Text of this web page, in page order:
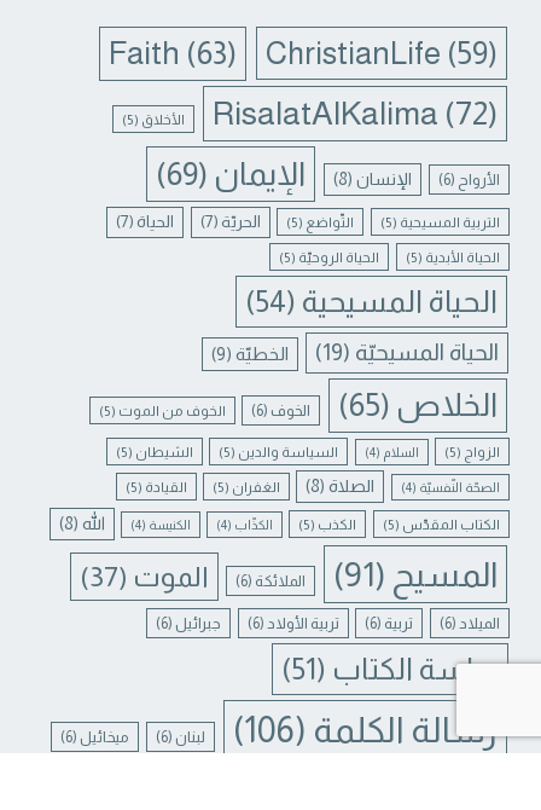
ChristianLife (59)
Faith (63)
RisalatAlKalima (72) الأخلاق (5)
الأرواح (6) الإنسان(8) الإيمان (69)
التربية المسيحية (5) التّواضع (5) الحريّة (7) الحياة (7)
الحياة الأبدية (5) الحياة الروحيّة (5)
الحياة المسيحية (54)
الحياة المسيحيّة (19) الخطيّة (9)
الخلاص (65) الخوف (6) الخوف من الموت (5)
الزواج (5) السلام (4) السياسة والدين (5) الشيطان (5)
الصحّة النّفسيّة (4) الصلاة(8) الغفران (5) القيادة (5)
الكتاب المقدّس (5) الكذب (5) الكذّاب (4) الكنيسة (4) الله (8)
المسيح (91) الملائكة (6) الموت (37)
الميلاد (6) تربية (6) تربية الأولاد (6) جبرائيل (6)
دراسة الكتاب (51)
رسالة الكلمة (106) لبنان (6) ميخائيل (6)
CHATY